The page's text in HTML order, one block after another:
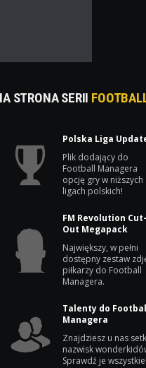
STRONA SERII
Polska Liga
Plik dodający do
Football Managera
opcję gry w niższych
ligach polskich!
FM Revolution
Out Megapack
Największy, w pełni
dostępny zestaw
piłkarzy do Football
Managera.
Talenty do
Managera
Znajdziesz u nas
nazwisk
Sprawdź je